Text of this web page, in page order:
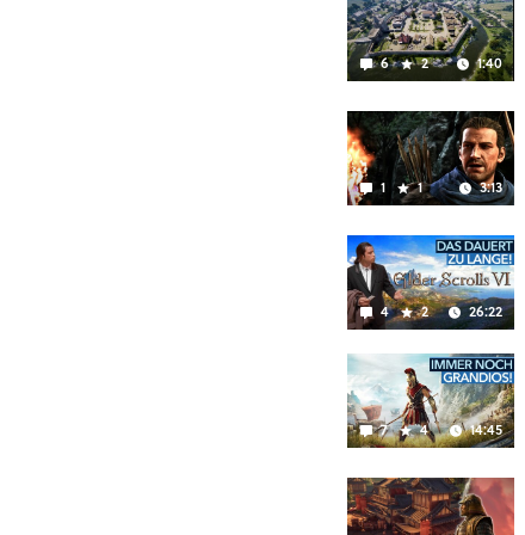
6 2 1:40
1 1 3:13
4 2 26:22
7 4 14:45